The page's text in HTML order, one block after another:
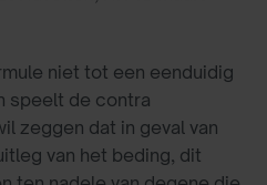
niet tot een eenduidig
speelt de contra
zeggen dat in geval van
van het beding, dit